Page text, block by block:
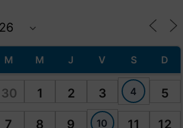
M M J V S D
30 1 2 3 4 5
7 8 9 10 11 12